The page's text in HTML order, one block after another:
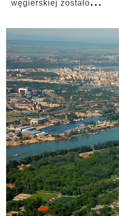
węgierskiej zostało